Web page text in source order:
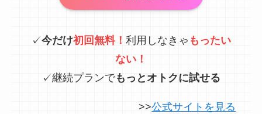
✓今だけ初回無料！ 利用しなきゃ もったい
ない！
✓継続プランでもっとオトクに試せる
>>公式サイトを見る